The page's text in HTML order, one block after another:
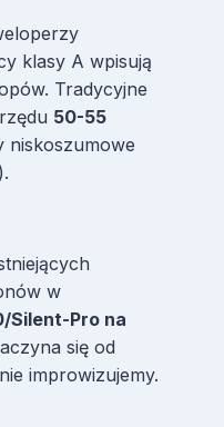
klasy A wpisują
Tradycyjne
50-55
niskoszumowe
).
w
Silent-Pro na
się od
improwizujemy.